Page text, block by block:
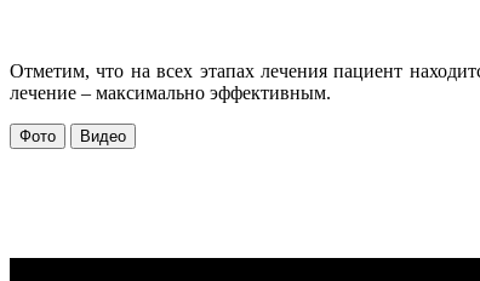
Отметим, что на всех этапах лечения пациент
лечение – максимально эффективным.
Фото Видео